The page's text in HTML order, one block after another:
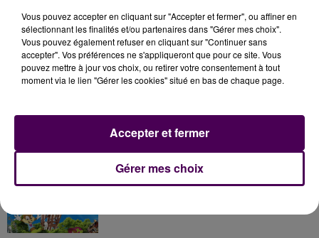
20h00
Gagnez vos pass pour le V and B Fest' 2026 !
Inscrivez-vous au casting The Voice & The Voice
Kids !
20h00
Gagnez vos entrées pour Papéa Parc !
Vous pouvez accepter en cliquant sur "Accepter et fermer", ou affiner en
sélectionnant les finalités et/ou partenaires dans "Gérer mes choix".
Vous pouvez également refuser en cliquant sur "Continuer sans
accepter". Vos préférences ne s'appliqueront que pour ce site. Vous
pouvez mettre à jour vos choix, ou retirer votre consentement à tout
moment via le lien "Gérer les cookies" situé en bas de chaque page.
Gérer mes choix
Accepter et fermer